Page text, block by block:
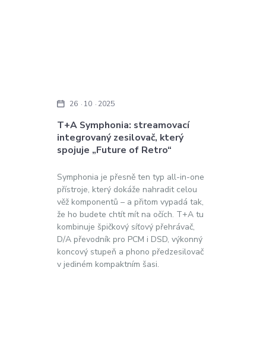
T+A Symphonia: streamovací
integrovaný zesilovač, který
spojuje „Future of Retro“
26 10 2025
Symphonia je přesně ten typ all-in-one
přístroje, který dokáže nahradit celou
věž komponentů – a přitom vypadá tak,
že ho budete chtít mít na očích. T+A tu
kombinuje špičkový síťový přehrávač,
D/A převodník pro PCM i DSD, výkonný
koncový stupeň a phono předzesilovač
v jediném kompaktním šasi.